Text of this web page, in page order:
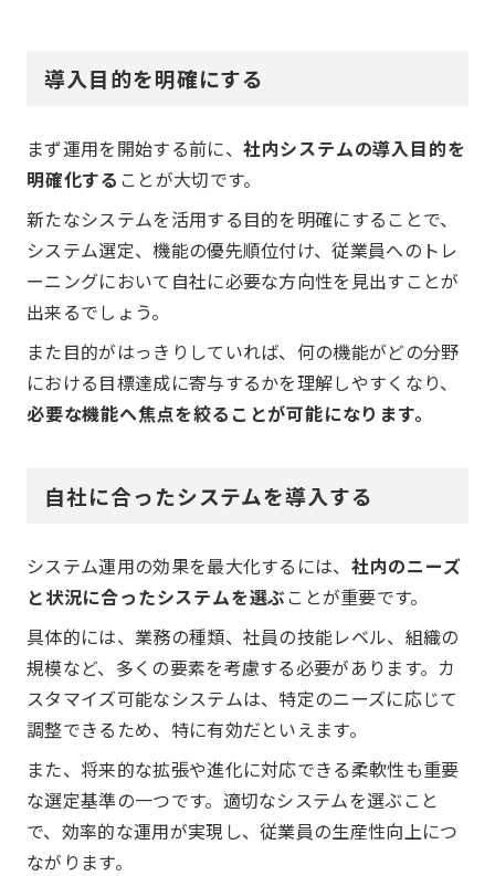
導入目的を明確にする
まず運用を開始する前に、 社内システムの導入目的を
明確化する ことが大切です。
新たなシステムを活用する目的を明確にすることで、
システム選定、機能の優先順位付け、従業員へのトレ
ーニングにおいて自社に必要な方向性を見出すことが
出来るでしょう。
また目的がはっきりしていれば、何の機能がどの分野
における目標達成に寄与するかを理解しやすくなり、
必要な機能へ焦点を絞ることが可能になります。
自社に合ったシステムを導入する
システム運用の効果を最大化するには、 社内のニーズ
と状況に合ったシステムを選ぶ ことが重要です。
具体的には、業務の種類、社員の技能レベル、組織の
規模など、多くの要素を考慮する必要があります。カ
スタマイズ可能なシステムは、特定のニーズに応じて
調整できるため、特に有効だといえます。
また、将来的な拡張や進化に対応できる柔軟性も重要
な選定基準の一つです。適切なシステムを選ぶこと
で、効率的な運用が実現し、従業員の生産性向上につ
ながります。